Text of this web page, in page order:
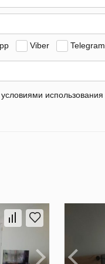
Viber Telegram
использования